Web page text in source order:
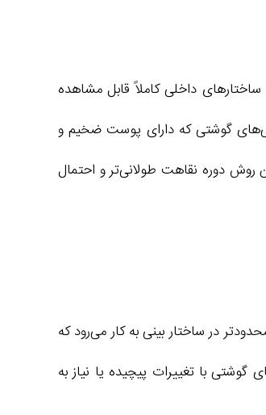
داخلی کاملاً قابل مشاهده
گوشتی که دارای پوست ضخیم و
روش دوره نقاهت طولانی‌تر و احتمال
در ساختار بینی به کار می‌رود که
با تغییرات پیچیده یا نیاز به